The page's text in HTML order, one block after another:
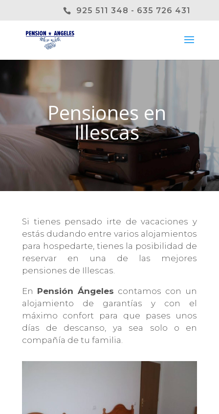
925 511 348 - 635 726 431
Pensiones en
Illescas
Si tienes pensado irte de vacaciones y
estás dudando entre varios alojamientos
para hospedarte, tienes la posibilidad de
reservar en una de las mejores
pensiones de Illescas.
En Pensión Ángeles contamos con un
alojamiento de garantías y con el
máximo confort para que pases unos
días de descanso, ya sea solo o en
compañía de tu familia.